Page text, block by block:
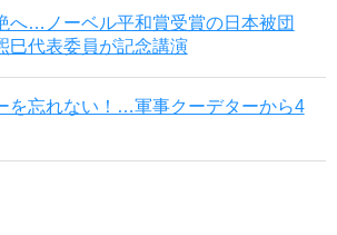
へ…ノーベル平和賞受賞の日本被団
巳代表委員が記念講演
を忘れない！…軍事クーデターから4